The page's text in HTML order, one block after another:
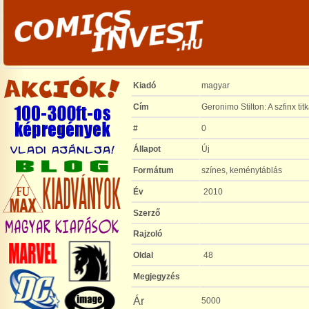
Kiadó magyar
Cím Geronimo Stilton: A szfinx
# 0
Állapot Új
Formátum színes, keménytáblás
Év 2010
Szerző
Rajzoló
Oldal 48
Megjegyzés
Ár 5000